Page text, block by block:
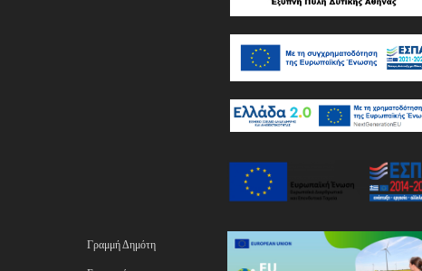
Γραμμή Δημότη